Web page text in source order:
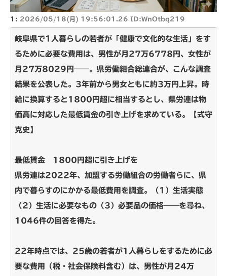
1: 2026/05/18(月) 19:56:01.26 ID:WnOtbq219
岐阜県で1人暮らしの若者が「健康で文化的な生活」をす
るために必要な費用は、男性が月27万6778円、女性が
月27万8029円――。県労働組合総連合が、こんな調査
結果を公表した。3年前から男女ともに約3万円上昇。時
給に換算すると1800円超に相当するとし、県労連は物
価高に対応した最低賃金の引き上げを求めている。【式守
克史】
最低賃金 1800円超に引き上げを
県労連は2022年、加盟する労働組合の労働者らに、県
内で暮らすのにかかる最低費用を調査。（1）生活実態
（2）生活に必要なもの（3）必要品の価格――を尋ね、
1046件の回答を得た。
22年時点では、25歳の若者が1人暮らしをするために必
要な費用（税・社会保険料含む）は、男性が月24万